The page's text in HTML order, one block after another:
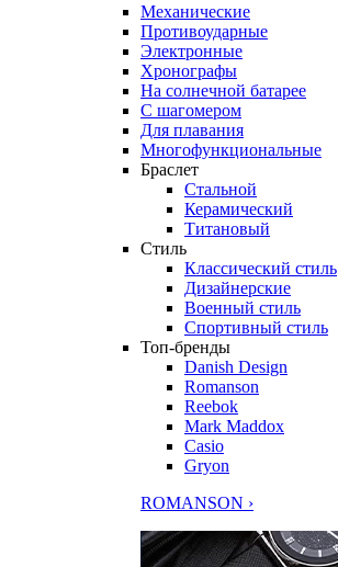
Механические
Противоударные
Электронные
Хронографы
На солнечной батарее
С шагомером
Для плавания
Многофункциональные
Браслет
Стальной
Керамический
Титановый
Стиль
Классический стиль
Дизайнерские
Военный стиль
Спортивный стиль
Топ-бренды
Danish Design
Romanson
Reebok
Mark Maddox
Casio
Gryon
ROMANSON ›